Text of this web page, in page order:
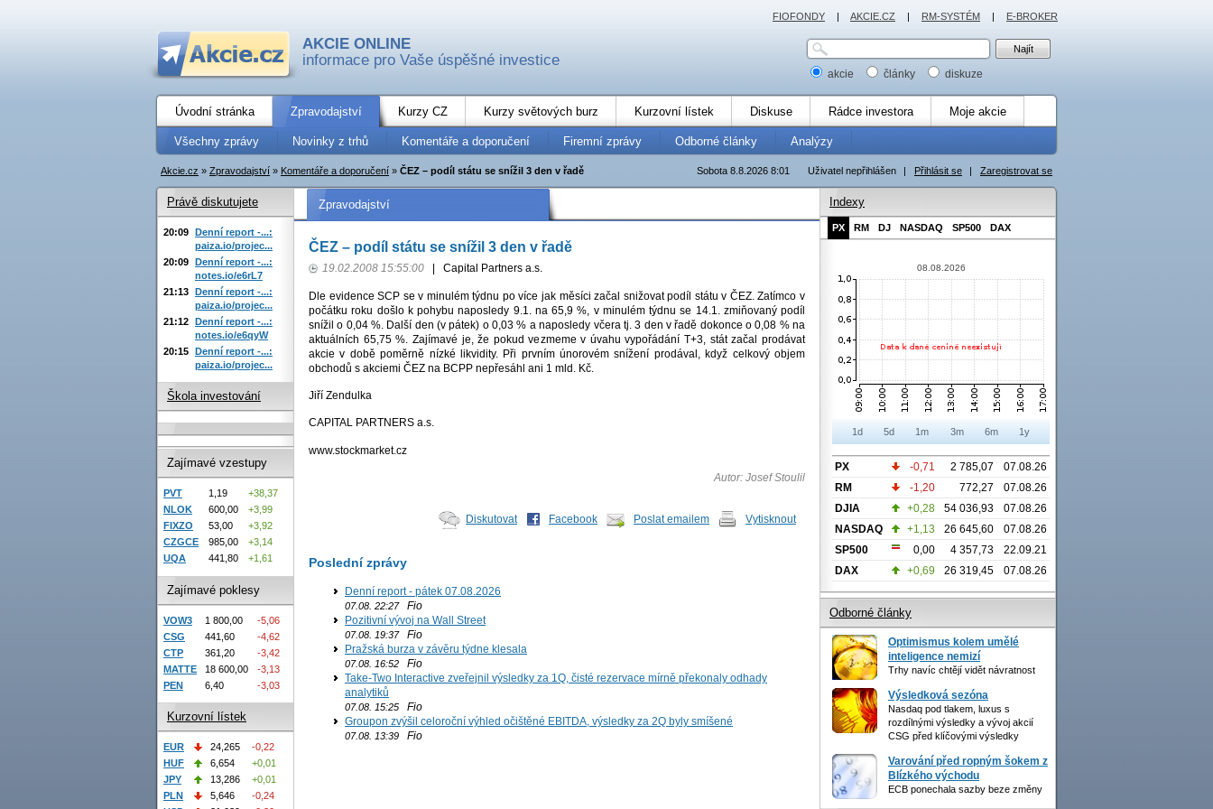
AKCIE ONLINE
informace pro Vaše úspěšné investice
akcie články diskuze
Úvodní stránka Zpravodajství Kurzy CZ Kurzy světových burz Kurzovní lístek Diskuse Rádce investora Moje akcie
Všechny zprávy Novinky z trhů Komentáře a doporučení Firemní zprávy Odborné články Analýzy
Uživatel nepřihlášen | Přihlásit se | Zaregistrovat se
Sobota 8.8.2026 8:01
Akcie.cz » Zpravodajství » Komentáře a doporučení » ČEZ – podíl státu se snížil 3 den v řadě
Zpravodajství
ČEZ – podíl státu se snížil 3 den v řadě
19.02.2008 15:55:00 Capital Partners a.s.
Dle evidence SCP se v minulém týdnu po více jak měsíci začal snižovat podíl státu v ČEZ. Zatímco v
počátku roku došlo k pohybu naposledy 9.1. na 65,9 %, v minulém týdnu se 14.1. zmiňovaný podíl
snížil o 0,04 %. Další den (v pátek) o 0,03 % a naposledy včera tj. 3 den v řadě dokonce o 0,08 % na
aktuálních 65,75 %. Zajímavé je, že pokud vezmeme v úvahu vypořádání T+3, stát začal prodávat
akcie v době poměrně nízké likvidity. Při prvním únorovém snížení prodával, když celkový objem
obchodů s akciemi ČEZ na BCPP nepřesáhl ani 1 mld. Kč.
Jiří Zendulka
CAPITAL PARTNERS a.s.
www.stockmarket.cz
Autor: Josef Stoulil
Diskutovat Facebook Poslat emailem Vytisknout
Poslední zprávy
Denní report - pátek 07.08.2026
07.08. 22:27Fio
Pozitivní vývoj na Wall Street
07.08. 19:37Fio
Pražská burza v závěru týdne klesala
07.08. 16:52 Fio
Take-Two Interactive zveřejnil výsledky za 1Q, čisté rezervace mírně překonaly odhady
analytiků
07.08. 15:25 Fio
Groupon zvýšil celoroční výhled očištěné EBITDA, výsledky za 2Q byly smíšené
07.08. 13:39 Fio
Právě diskutujete
20:09 Denní report -...:
paiza.io/projec...
20:09 Denní report -...:
notes.io/e6rL7
21:13 Denní report -...:
paiza.io/projec...
21:12 Denní report -...:
notes.io/e6qyW
20:15 Denní report -...:
paiza.io/projec...
Škola investování
Zajímavé vzestupy
PVT 1,19
+38,37
NLOK
600,00
+3,99
FIXZO
53,00
+3,92
CZGCE
985,00
+3,14
UQA
441,80 +1,61
Zajímavé poklesy
VOW3 1 800,00
-5,06
CSG
441,60
-4,62
CTP
361,20
-3,42
MATTE
18 600,00
-3,13
PEN
6,40 -3,03
Kurzovní lístek
EUR 24,265
-0,22
HUF
6,654
+0,01
JPY
13,286
+0,01
PLN
5,646
-0,24
Indexy
PX RM DJ NASDAQ SP500 DAX
08.08.2026
1d 5d 1m 3m 6m 1y
PX -0,71 2 785,07
07.08.26
RM
-1,20 772,27
07.08.26
DJIA
+0,28 54 036,93
07.08.26
NASDAQ
+1,13 26 645,60
07.08.26
SP500
0,00 4 357,73
22.09.21
DAX
+0,69 26 319,45 07.08.26
Odborné články
Optimismus kolem umělé
inteligence nemizí
Trhy navíc chtějí vidět návratnost
Výsledková sezóna
Nasdaq pod tlakem, luxus s
rozdílnými výsledky a vývoj akcií
CSG před klíčovými výsledky
Varování před ropným šokem z
Blízkého východu
ECB ponechala sazby beze změny
FIOFONDY | AKCIE.CZ | RM-SYSTÉM | E-BROKER